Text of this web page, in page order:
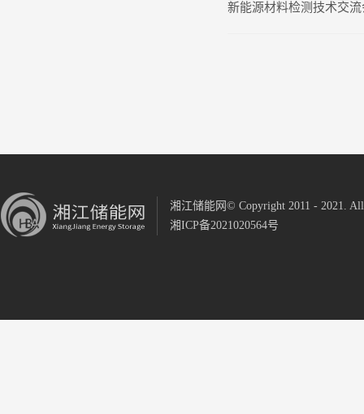
新能源材料检测技术交
湘江储能网© Copyright 2011 - 2021. All
湘ICP备2021020564号